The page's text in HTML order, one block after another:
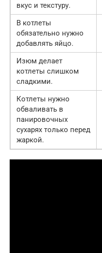
вкус и текстуру.
В котлеты
обязательно нужно
добавлять яйцо.
Изюм делает
котлеты слишком
сладкими.
Котлеты нужно
обваливать в
панировочных
сухарях только перед
жаркой.